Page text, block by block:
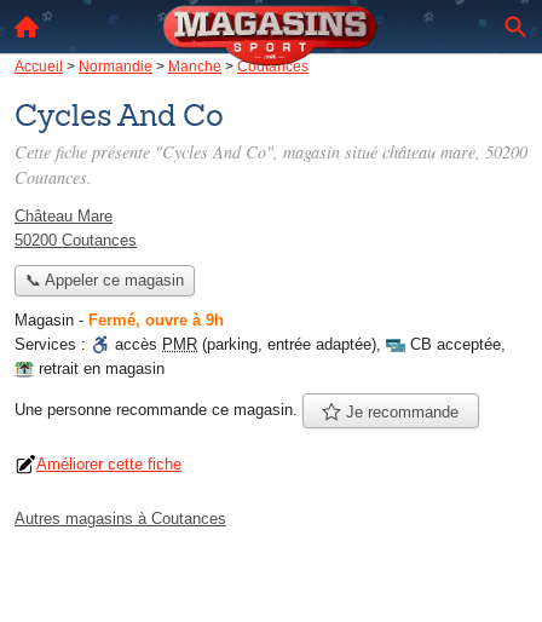
Accueil > Normandie > Manche > Coutances
Cycles And Co
Cette fiche présente "Cycles And Co", magasin situé château mare, 50200
Coutances.
Château Mare
50200 Coutances
📞 Appeler ce magasin
Magasin - Fermé, ouvre à 9h
Services :
accès PMR (parking, entrée adaptée), CB acceptée,
retrait en magasin
Une personne recommande ce magasin. Je recommande
Améliorer cette fiche
Autres magasins à Coutances